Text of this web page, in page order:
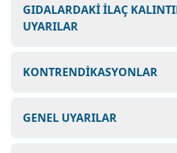
GIDALARDAKİ İLAÇ
UYARILAR
KONTRENDİKASYONLAR
GENEL UYARILAR